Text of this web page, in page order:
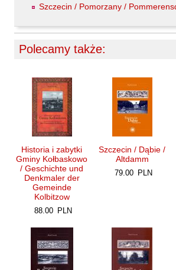
Kántor Péter
Keineg Paol
Kemény István
Kępisty Iwona
Kierc Bogusław
Klera Wiktoria
Klęczar Wojciech
Kopacki Andrzej
Kosiorowski Zbigniew
Kryszak Janusz
Księżyk Jarosław
Kyrcz Jr Kazimierz
Latawiec Bogusława
Szczecin / Pomorzany /
Polecamy także:
Historia i zabytki
Gminy Kołbaskowo
/ Geschichte und
Denkmaler der
Gemeinde
Kolbitzow
88.00 PLN
Szczecin / Dąbie /
Altdamm
79.00 PLN